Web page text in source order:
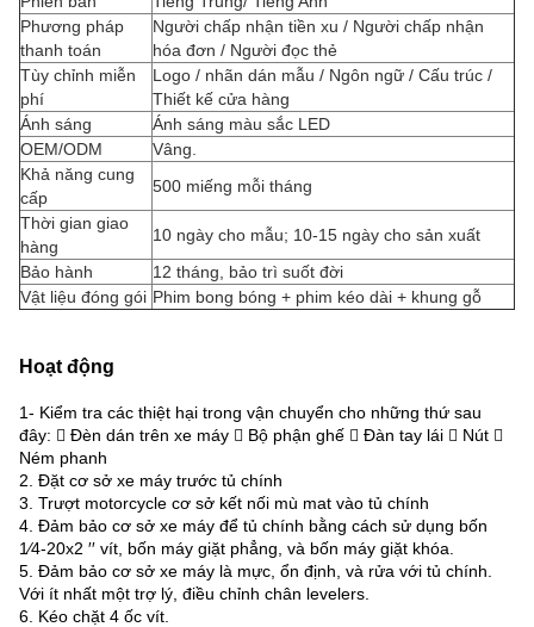
Phương pháp
thanh toán
Người chấp nhận tiền xu / Người chấp nhận
hóa đơn / Người đọc thẻ
Tùy chỉnh miễn
phí
Logo / nhãn dán mẫu / Ngôn ngữ / Cấu trúc /
Thiết kế cửa hàng
Ánh sáng
Ánh sáng màu sắc LED
OEM/ODM
Vâng.
Khả năng cung
cấp
500 miếng mỗi tháng
Thời gian giao
hàng
10 ngày cho mẫu; 10-15 ngày cho sản xuất
Bảo hành
12 tháng, bảo trì suốt đời
Vật liệu đóng gói Phim bong bóng + phim kéo dài + khung gỗ
Hoạt động
1- Kiểm tra các thiệt hại trong vận chuyển cho những thứ sau
đây:  Đèn dán trên xe máy  Bộ phận ghế  Đàn tay lái  Nút 
Ném phanh
2. Đặt cơ sở xe máy trước tủ chính
3. Trượt motorcycle cơ sở kết nối mù mat vào tủ chính
4. Đảm bảo cơ sở xe máy để tủ chính bằng cách sử dụng bốn
1⁄4-20x2 ′′ vít, bốn máy giặt phẳng, và bốn máy giặt khóa.
5. Đảm bảo cơ sở xe máy là mực, ổn định, và rửa với tủ chính.
Với ít nhất một trợ lý, điều chỉnh chân levelers.
6. Kéo chặt 4 ốc vít.